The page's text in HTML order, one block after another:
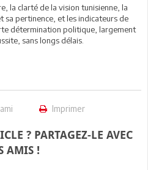
la clarté de la vision tunisienne, la
pertinence, et les indicateurs de
détermination politique, largement
sans longs délais.
Imprimer
? PARTAGEZ-LE AVEC
AMIS !